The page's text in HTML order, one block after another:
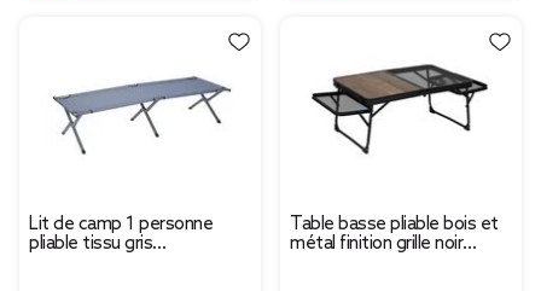
Lit de camp 1 personne
pliable tissu gris
Table basse pliable bois et
métal finition grille noir